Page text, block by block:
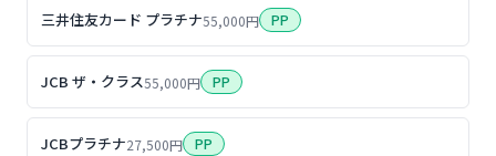
三井住友カード プラチナ55,000円 PP
JCB ザ・クラス55,000円 PP
JCBプラチナ27,500円 PP